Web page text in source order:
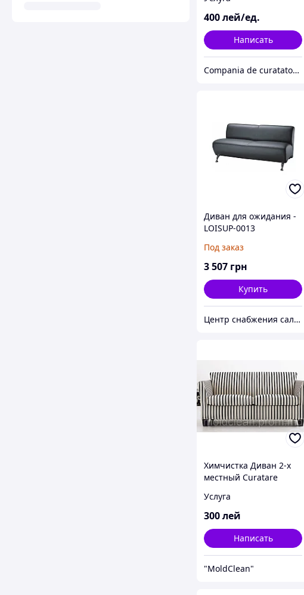
400лей/ед.
Написать
Compania de curatatorie chimica - ***Master Cleaning***
Диван для ожидания -
LOISUP-0013
Под заказ
3 507 грн
Купить
Центр снабжения салонов красоты DenIC
Химчистка Диван 2-х
местный Curatare
locuri chisinau
Услуга
300лей
Написать
"MoldClean"